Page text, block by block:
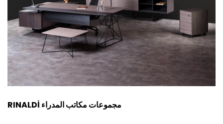
RINALDİ مجموعات مكاتب المدراء